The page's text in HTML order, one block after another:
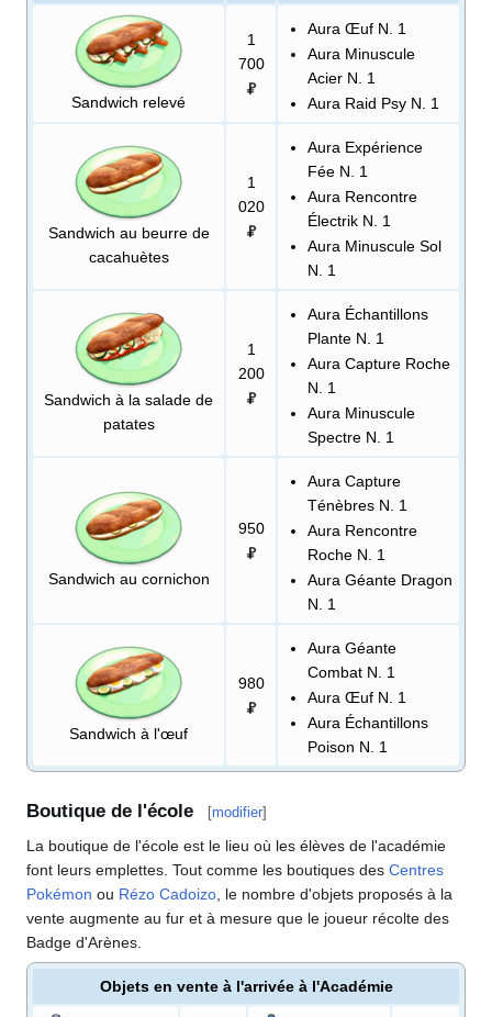
Sandwich relevé
1
700
Aura Œuf N. 1
Aura Minuscule
Acier N. 1
Aura Raid Psy N. 1
Sandwich au beurre de
cacahuètes
1
020
Aura Expérience
Fée N. 1
Aura Rencontre
Électrik N. 1
Aura Minuscule Sol
N. 1
Sandwich à la salade de
patates
1
200
Aura Échantillons
Plante N. 1
Aura Capture Roche
N. 1
Aura Minuscule
Spectre N. 1
Sandwich au cornichon
950
Aura Capture
Ténèbres N. 1
Aura Rencontre
Roche N. 1
Aura Géante Dragon
N. 1
Sandwich à l'œuf
980
Aura Géante
Combat N. 1
Aura Œuf N. 1
Aura Échantillons
Poison N. 1
Boutique de l'école [modifier]
La boutique de l'école est le lieu où les élèves de l'académie
font leurs emplettes. Tout comme les boutiques des Centres
Pokémon ou Rézo Cadoizo , le nombre d'objets proposés à la
vente augmente au fur et à mesure que le joueur récolte des
Badge d'Arènes.
Objets en vente à l'arrivée à l'Académie